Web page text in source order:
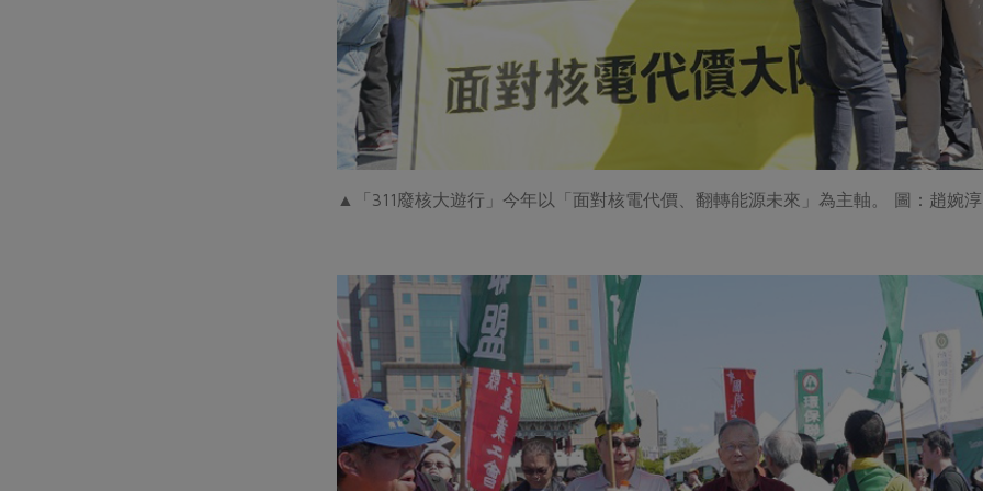
▲「311廢核大遊行」今年以「面對核電代價、翻轉能源未來」為主軸。 圖：趙婉